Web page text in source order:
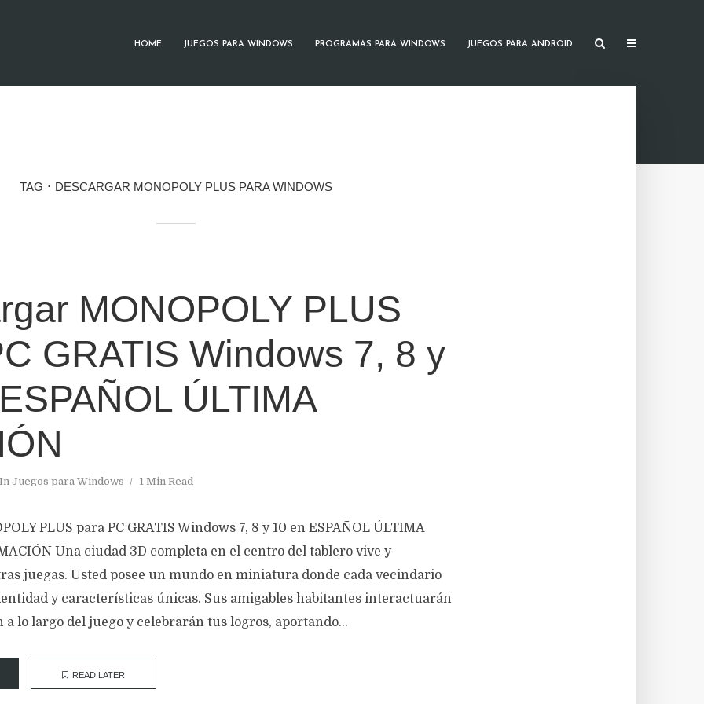
HOME JUEGOS PARA WINDOWS PROGRAMAS PARA WINDOWS JUEGOS PARA ANDROID
TAG DESCARGAR MONOPOLY PLUS PARA WINDOWS
MONOPOLY PLUS
GRATIS Windows 7, 8 y
ÚLTIMA
In Juegos para Windows 1 Min Read
PLUS para PC GRATIS Windows 7, 8 y 10 en ESPAÑOL ÚLTIMA
Una ciudad 3D completa en el centro del tablero vive y
juegas. Usted posee un mundo en miniatura donde cada vecindario
y características únicas. Sus amigables habitantes interactuarán
lo largo del juego y celebrarán tus logros, aportando...
READ LATER